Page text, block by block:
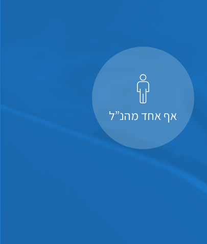
אף אחד מהנ”ל